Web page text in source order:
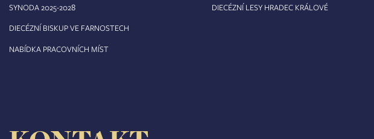
SYNODA 2025-2028
DIECÉZNÍ BISKUP VE FARNOSTECH
NABÍDKA PRACOVNÍCH MÍST
DIECÉZNÍ LESY HRADEC KRÁLOVÉ